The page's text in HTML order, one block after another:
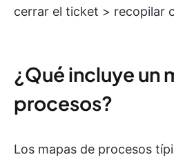
cerrar el ticket > recopilar
¿Qué incluye un
procesos?
Los mapas de procesos